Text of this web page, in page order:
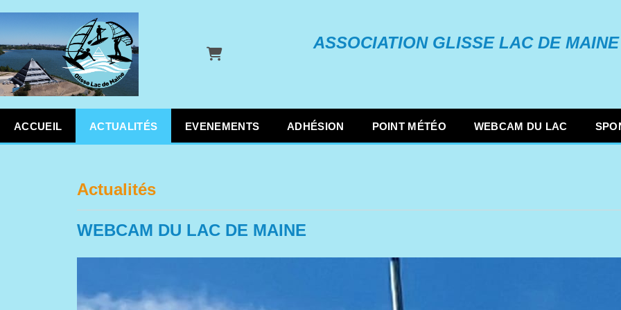
Panier ASSOCIATION GLISSE LAC DE MAINE
ACCUEIL ACTUALITÉS EVENEMENTS ADHÉSION POINT MÉTÉO WEBCAM DU LAC
Actualités
WEBCAM DU LAC DE MAINE